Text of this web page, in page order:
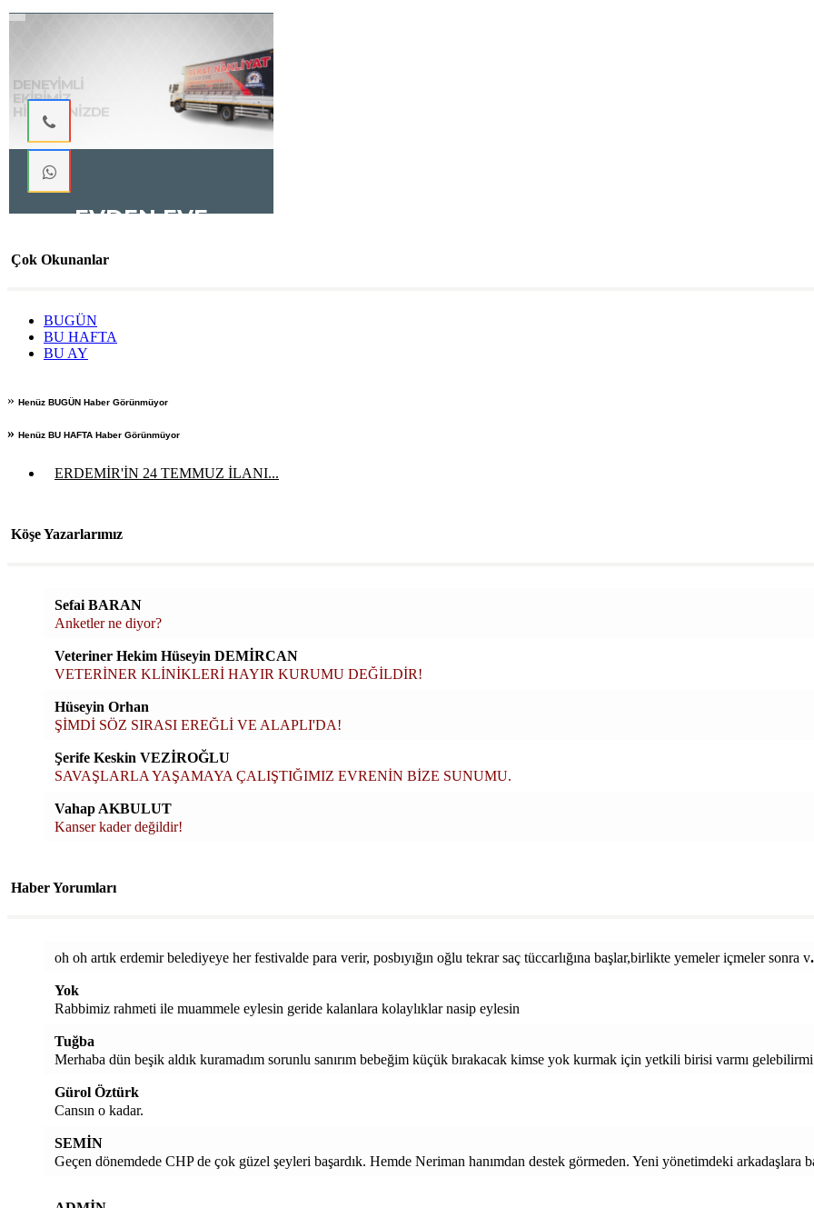
Çok Okunanlar
BUGÜN
BU HAFTA
BU AY
» Henüz BUGÜN Haber Görünmüyor
» Henüz BU HAFTA Haber Görünmüyor
ERDEMİR'İN 24 TEMMUZ İLANI...
Köşe Yazarlarımız
Sefai BARAN
Anketler ne diyor?
Veteriner Hekim Hüseyin DEMİRCAN
VETERİNER KLİNİKLERİ HAYIR KURUMU DEĞİLDİR!
Hüseyin Orhan
ŞİMDİ SÖZ SIRASI EREĞLİ VE ALAPLI'DA!
Şerife Keskin VEZİROĞLU
SAVAŞLARLA YAŞAMAYA ÇALIŞTIĞIMIZ EVRENİN BİZE SUNUMU.
Vahap AKBULUT
Kanser kader değildir!
Haber Yorumları
oh oh artık erdemir belediyeye her festivalde para verir, posbıyığın oğlu tekrar saç tüccarlığına başlar,birlikte yemeler içmeler sonra v
Yok
Rabbimiz rahmeti ile muammele eylesin geride kalanlara kolaylıklar nasip eylesin
Tuğba
Merhaba dün beşik aldık kuramadım sorunlu sanırım bebeğim küçük bırakacak kimse yok kurmak için yetkili birisi varmı
Gürol Öztürk
Cansın o kadar.
SEMİN
Geçen dönemdede CHP de çok güzel şeyleri başardık. Hemde Neriman hanımdan destek görmeden. Yeni yönetimdeki arkadaşlara